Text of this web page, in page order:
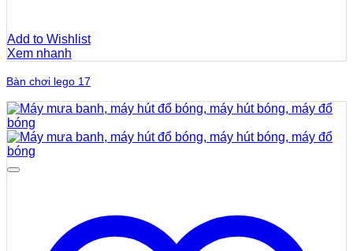
Add to Wishlist
Xem nhanh
Bàn chơi lego 17